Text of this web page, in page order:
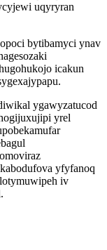
uqyryran
bytibamyci ynav
icakun
ygawyzatucod
yrel
yfyfanoq
iv